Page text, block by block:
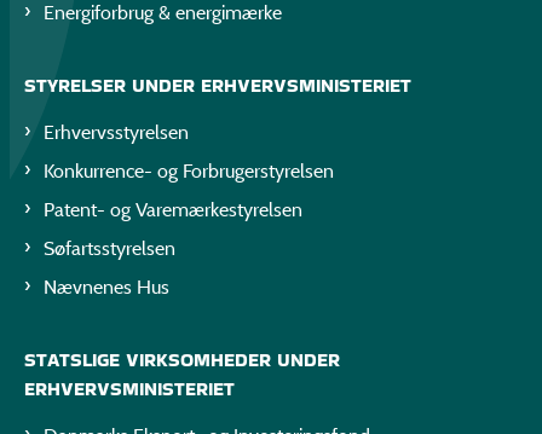
Energiforbrug & energimærke
STYRELSER UNDER ERHVERVSMINISTERIET
Erhvervsstyrelsen
Konkurrence- og Forbrugerstyrelsen
Patent- og Varemærkestyrelsen
Søfartsstyrelsen
Nævnenes Hus
STATSLIGE VIRKSOMHEDER UNDER
ERHVERVSMINISTERIET